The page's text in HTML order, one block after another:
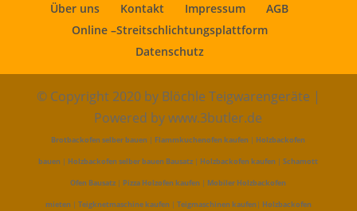
Über uns Kontakt Impressum
AGB
Online –Streitschlichtungsplattform
Datenschutz
© Copyright 2020 by Blöchle Teigwarengeräte |
Powered by www.3butler.de
Brotbackofen selber bauen | Flammkuchenofen kaufen | Holzbackofen
bauen | Holzbackofen selber bauen Bausatz | Holzbackofen kaufen |Schamott
Ofen Bausatz | Pizza Holzofen kaufen | Mobiler Holzbackofen
mieten| Teigknetmaschine kaufen| Teigmaschinen kaufen| Holzbackofen